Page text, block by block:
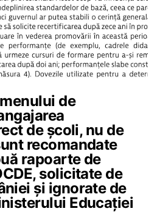
de
de școli, nu de
recomandate
rapoarte de
solicitate de
și ignorate de
Educației